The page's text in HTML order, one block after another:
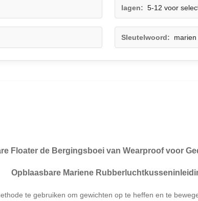
lagen: 5-12 voor
Sleutelwoord:
Floater de Bergingsboei van Wearproof voor
Opblaasbare Mariene
te gebruiken om gewichten op te heffen en te